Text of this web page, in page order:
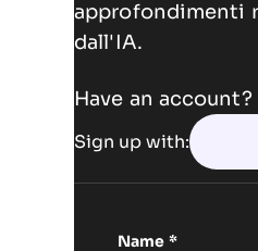
approfondimenti
dall'IA.
Have an account?
Sign up with:
Name *